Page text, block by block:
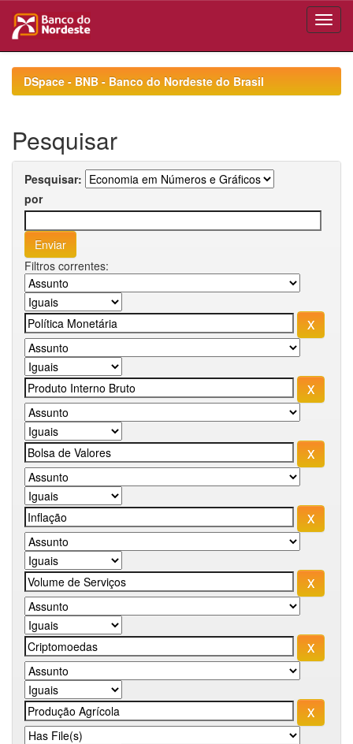
navigationDSpace - BNB - Banco do Nordeste do Brasil
Pesquisar
Pesquisar:
por
Filtros correntes: